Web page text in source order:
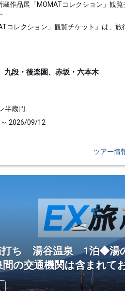
作品展「MOMATコレクション」観覧
コレクション」観覧チケット』は、旅
九段・後楽園、赤坂・六本木
半蔵門
2026/09/12
ツアー情
打ち 湯谷温泉 1泊◆湯
の交通機関は含まれて